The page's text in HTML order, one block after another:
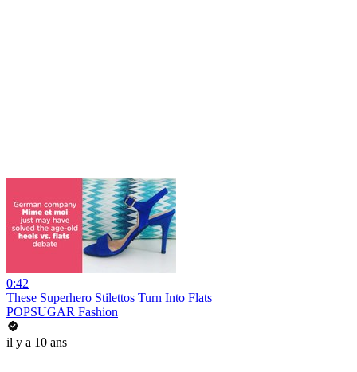
0:42
These Superhero Stilettos Turn Into Flats
POPSUGAR Fashion
il y a 10 ans